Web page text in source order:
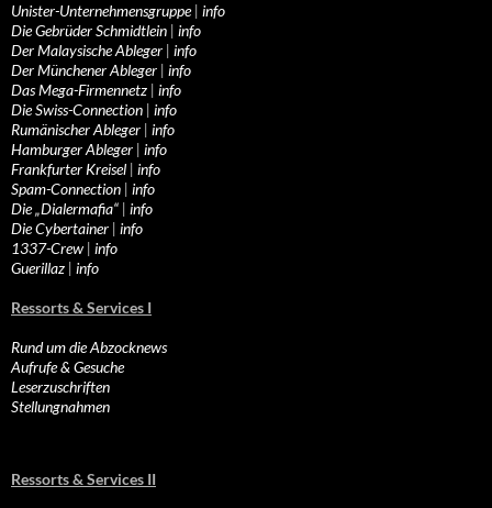
Unister-Unternehmensgruppe| info
Die Gebrüder Schmidtlein | info
Der Malaysische Ableger | info
Der Münchener Ableger | info
Das Mega-Firmennetz | info
Die Swiss-Connection | info
Rumänischer Ableger | info
Hamburger Ableger | info
Frankfurter Kreisel | info
Spam-Connection | info
Die „Dialermafia“ | info
Die Cybertainer | info
1337-Crew | info
Guerillaz | info
Ressorts & Services I
Rund um die Abzocknews
Aufrufe & Gesuche
Leserzuschriften
Stellungnahmen
Ressorts & Services II